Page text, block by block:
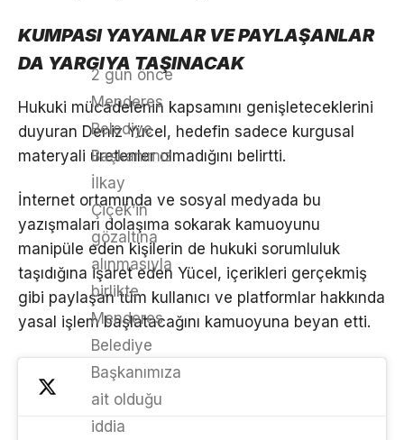
KUMPASI YAYANLAR VE PAYLAŞANLAR
DA YARGIYA TAŞINACAK
Hukuki mücadelenin kapsamını genişleteceklerini
duyuran Deniz Yücel, hedefin sadece kurgusal
materyali üretenler olmadığını belirtti.
İnternet ortamında ve sosyal medyada bu
yazışmaları dolaşıma sokarak kamuoyunu
manipüle eden kişilerin de hukuki sorumluluk
taşıdığına işaret eden Yücel, içerikleri gerçekmiş
gibi paylaşan tüm kullanıcı ve platformlar hakkında
yasal işlem başlatacağını kamuoyuna beyan etti.
2 gün önce
Menderes
Belediye
Başkanımız
İlkay
Çiçek’in
gözaltına
alınmasıyla
birlikte
Menderes
Belediye
Başkanımıza
ait olduğu
iddia